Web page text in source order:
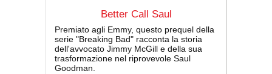
Better Call Saul
Premiato agli Emmy, questo prequel della
serie "Breaking Bad" racconta la storia
dell'avvocato Jimmy McGill e della sua
trasformazione nel riprovevole Saul
Goodman.